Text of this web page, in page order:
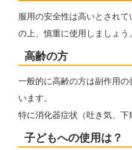
服用の安全性は高いとされ
の上、慎重に使用しましょう。
高齢の方
一般的に高齢の方は副作用
います。
特に消化器症状（吐き気、下
子どもへの使用は？